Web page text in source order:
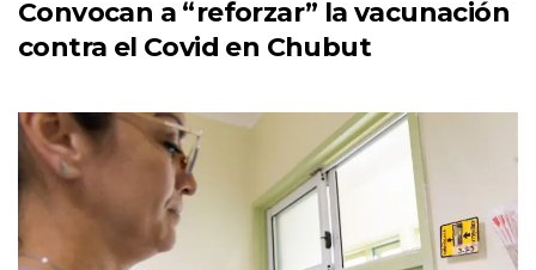
Convocan a “reforzar” la vacunación
contra el Covid en Chubut